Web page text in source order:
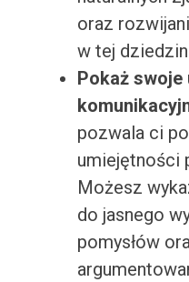
oraz
w tej
Pokaż swoje
pozwala ci
umiejętności
Możesz
do jasnego
pomysłów